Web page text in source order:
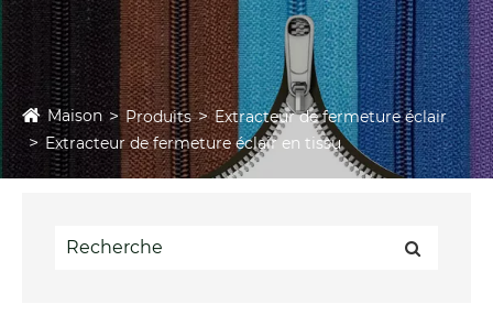
Maison Produits
Extracteur de fermeture éclair
Extracteur de fermeture éclair en tissu